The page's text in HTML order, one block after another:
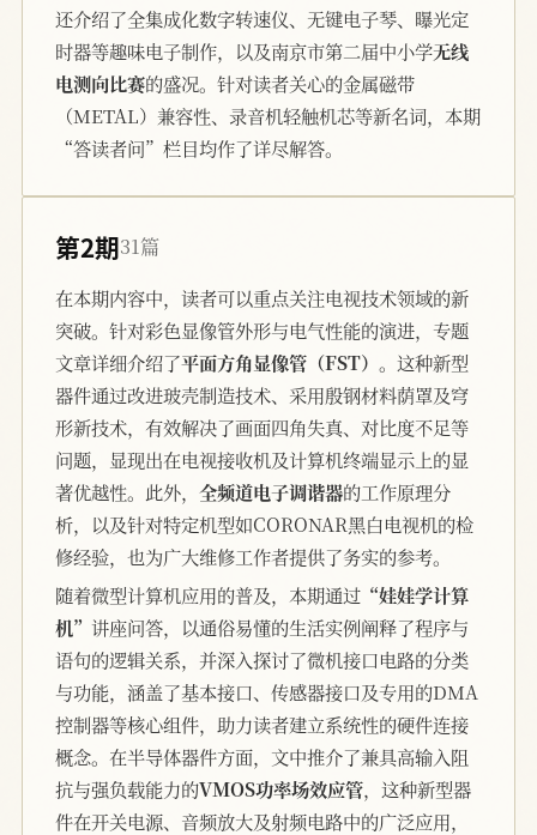
还介绍了全集成化数字转速仪、无键电子琴、曝光定
时器等趣味电子制作，以及南京市第二届中小学无线
电测向比赛的盛况。针对读者关心的金属磁带
（METAL）兼容性、录音机轻触机芯等新名词，本期
“答读者问”栏目均作了详尽解答。
第2期31篇
在本期内容中，读者可以重点关注电视技术领域的新
突破。针对彩色显像管外形与电气性能的演进，专题
文章详细介绍了平面方角显像管（FST） 。这种新型
器件通过改进玻壳制造技术、采用殷钢材料荫罩及穹
形新技术，有效解决了画面四角失真、对比度不足等
问题，显现出在电视接收机及计算机终端显示上的显
著优越性。此外， 全频道电子调谐器的工作原理分
析，以及针对特定机型如CORONAR黑白电视机的检
修经验，也为广大维修工作者提供了务实的参考。
随着微型计算机应用的普及，本期通过 “娃娃学计算
机” 讲座问答，以通俗易懂的生活实例阐释了程序与
语句的逻辑关系，并深入探讨了微机接口电路的分类
与功能，涵盖了基本接口、传感器接口及专用的DMA
控制器等核心组件，助力读者建立系统性的硬件连接
概念。在半导体器件方面，文中推介了兼具高输入阻
抗与强负载能力的VMOS功率场效应管，这种新型器
件在开关电源、音频放大及射频电路中的广泛应用，